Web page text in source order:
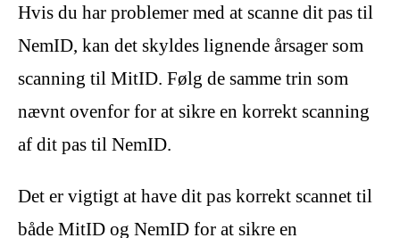
Hvis du har problemer med at scanne dit pas til
NemID, kan det skyldes lignende årsager som
scanning til MitID. Følg de samme trin som
nævnt ovenfor for at sikre en korrekt scanning
af dit pas til NemID.
Det er vigtigt at have dit pas korrekt scannet til
både MitID og NemID for at sikre en